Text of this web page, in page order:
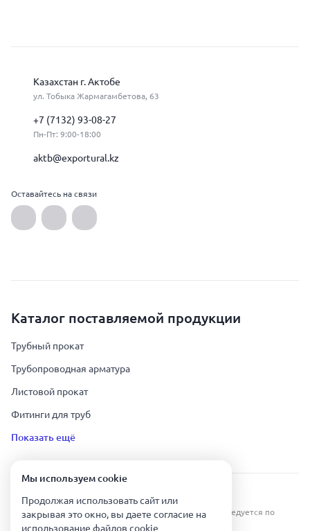
Казахстан г. Актобе
ул. Тобыка Жармагамбетова, 63
+7 (7132) 93-08-27
Пн-Пт: 9:00-18:00
aktb@exportural.kz
Оставайтесь на связи
Каталог поставляемой продукции
Трубный прокат
Трубопроводная арматура
Листовой прокат
Фитинги для труб
Показать ещё
Урал Тех Экспорт — Казахстан © 2019-
Все права защищены. Копирование информации преследуется по
Мы используем сookie
Продолжая использовать сайт или
закрывая это окно, вы даете согласие на
использование файлов сookie